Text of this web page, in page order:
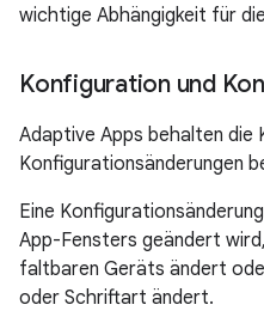
wichtige Abhängigkeit für
Konfiguration und
Adaptive Apps behalten die
Konfigurationsänderungen
Eine
App-Fensters geändert
faltbaren Geräts ändert
oder Schriftart ändert.